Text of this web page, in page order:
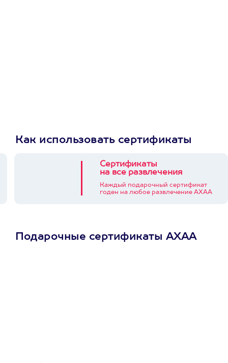
Как использовать сертификаты
Сертификаты
на все развлечения
Каждый подарочный сертификат
годен на любое развлечение АХАА
Подарочные сертификаты АХАА